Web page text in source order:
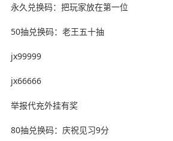
永久兑换码：把玩家放在第一位
50抽兑换码：老王五十抽
jx99999
jx66666
举报代充外挂有奖
80抽兑换码：庆祝见习9分